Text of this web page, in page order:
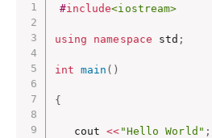
#include<iostream>
using namespace std ;
int main ( )
{
   cout
<< "Hello World" ;